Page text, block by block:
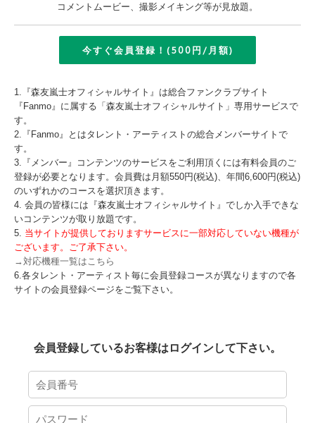
コメントムービー、撮影メイキング等が見放題。
今すぐ会員登録！(500円/月額)
1.『森友嵐士オフィシャルサイト』は総合ファンクラブサイト
『Fanmo』に属する「森友嵐士オフィシャルサイト」専用サービスで
す。
2.『Fanmo』とはタレント・アーティストの総合メンバーサイトで
す。
3.『メンバー』コンテンツのサービスをご利用頂くには有料会員のご
登録が必要となります。会員費は月額550円(税込)、年間6,600円(税込)
のいずれかのコースを選択頂きます。
4. 会員の皆様には『森友嵐士オフィシャルサイト』でしか入手できな
いコンテンツが取り放題です。
5. 当サイトが提供しておりますサービスに一部対応していない機種が
ございます。ご了承下さい。
→対応機種一覧はこちら
6.各タレント・アーティスト毎に会員登録コースが異なりますので各
サイトの会員登録ページをご覧下さい。
会員登録しているお客様はログインして下さい。